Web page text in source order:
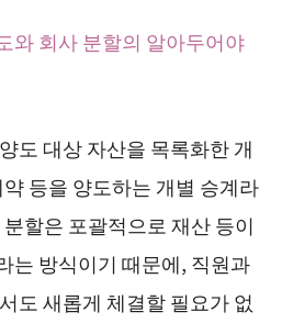
와 회사 분할의 알아두어야
도 대상 자산을 목록화한 개
등을 양도하는 개별 승계라
할은 포괄적으로 재산 등이
는 방식이기 때문에, 직원과
도 새롭게 체결할 필요가 없